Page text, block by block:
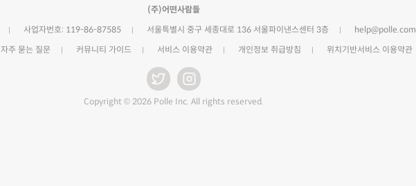
(주)어떤사람들
사업자번호: 119-86-87585 서울특별시 중구 세종대로 136 서울파이낸스센터 3층
help@polle.com
자주 묻는 질문 커뮤니티 가이드 서비스 이용약관 개인정보 취급방침 위치기반서비스 이용약관
Copyright © 2026 Polle Inc. All rights reserved.